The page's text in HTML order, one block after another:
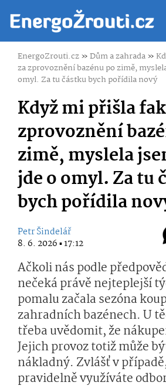
EnergoZrouti.cz»Dům a zahrada»
za zprovoznění bazénu po zimě,
omyl. Za tu částku bych pořídila nový
Když mi přišla
zprovoznění
zimě, myslela
jde o omyl. Za tu
bych pořídila
Petr Šindelář
8. 6. 2026 ▪ 17:12
Ačkoli nás podle
nečeká právě nejteplejší
pomalu začala sezóna
zahradních bazénech. U
třeba uvědomit, že
Jejich provoz totiž může
nákladný. Zvlášť v
pravidelně využíváte